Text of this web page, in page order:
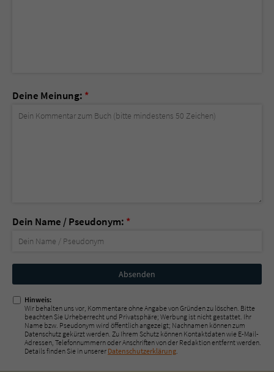
Deine Meinung: *
Dein Name / Pseudonym: *
Nicht
ausfüllen!
Hinweis:
Wir behalten uns vor, Kommentare ohne Angabe von Gründen zu löschen. Bitte
beachten Sie Urheberrecht und Privatsphäre; Werbung ist nicht gestattet. Ihr
Name bzw. Pseudonym wird öffentlich angezeigt; Nachnamen können zum
Datenschutz gekürzt werden. Zu Ihrem Schutz können Kontaktdaten wie E-Mail-
Adressen, Telefonnummern oder Anschriften von der Redaktion entfernt werden.
Details finden Sie in unserer Datenschutzerklärung